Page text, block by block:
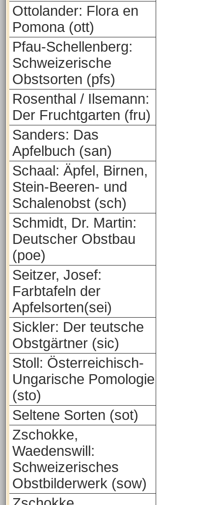
Ottolander: Flora en
Pomona (ott)
Pfau-Schellenberg:
Schweizerische
Obstsorten (pfs)
Rosenthal / Ilsemann:
Der Fruchtgarten (fru)
Sanders: Das
Apfelbuch (san)
Schaal: Äpfel, Birnen,
Stein-Beeren- und
Schalenobst (sch)
Schmidt, Dr. Martin:
Deutscher Obstbau
(poe)
Seitzer, Josef:
Farbtafeln der
Apfelsorten(sei)
Sickler: Der teutsche
Obstgärtner (sic)
Stoll: Österreichisch-
Ungarische Pomologie
(sto)
Seltene Sorten (sot)
Zschokke,
Waedenswill:
Schweizerisches
Obstbilderwerk (sow)